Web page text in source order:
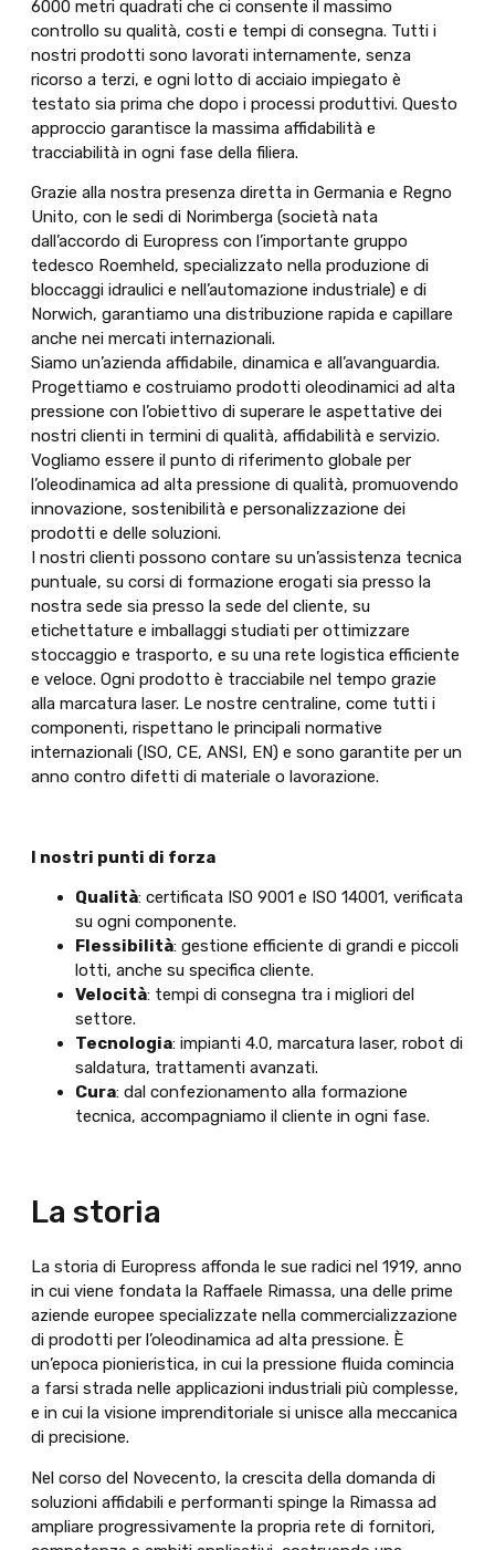
6000 metri quadrati che ci consente il massimo
controllo su qualità, costi e tempi di consegna. Tutti i
nostri prodotti sono lavorati internamente, senza
ricorso a terzi, e ogni lotto di acciaio impiegato è
testato sia prima che dopo i processi produttivi. Questo
approccio garantisce la massima affidabilità e
tracciabilità in ogni fase della filiera.
Grazie alla nostra presenza diretta in Germania e Regno
Unito, con le sedi di Norimberga (società nata
dall’accordo di Europress con l’importante gruppo
tedesco Roemheld, specializzato nella produzione di
bloccaggi idraulici e nell’automazione industriale) e di
Norwich, garantiamo una distribuzione rapida e capillare
anche nei mercati internazionali.
Siamo un’azienda affidabile, dinamica e all’avanguardia.
Progettiamo e costruiamo prodotti oleodinamici ad alta
pressione con l’obiettivo di superare le aspettative dei
nostri clienti in termini di qualità, affidabilità e servizio.
Vogliamo essere il punto di riferimento globale per
l’oleodinamica ad alta pressione di qualità, promuovendo
innovazione, sostenibilità e personalizzazione dei
prodotti e delle soluzioni.
I nostri clienti possono contare su un’assistenza tecnica
puntuale, su corsi di formazione erogati sia presso la
nostra sede sia presso la sede del cliente, su
etichettature e imballaggi studiati per ottimizzare
stoccaggio e trasporto, e su una rete logistica efficiente
e veloce. Ogni prodotto è tracciabile nel tempo grazie
alla marcatura laser. Le nostre centraline, come tutti i
componenti, rispettano le principali normative
internazionali (ISO, CE, ANSI, EN) e sono garantite per un
anno contro difetti di materiale o lavorazione.
I nostri punti di forza
Qualità: certificata ISO 9001 e ISO 14001, verificata
su ogni componente.
Flessibilità: gestione efficiente di grandi e piccoli
lotti, anche su specifica cliente.
Velocità: tempi di consegna tra i migliori del
settore.
Tecnologia: impianti 4.0, marcatura laser, robot di
saldatura, trattamenti avanzati.
Cura: dal confezionamento alla formazione
tecnica, accompagniamo il cliente in ogni fase.
La storia
La storia di Europress affonda le sue radici nel 1919, anno
in cui viene fondata la Raffaele Rimassa, una delle prime
aziende europee specializzate nella commercializzazione
di prodotti per l’oleodinamica ad alta pressione. È
un’epoca pionieristica, in cui la pressione fluida comincia
a farsi strada nelle applicazioni industriali più complesse,
e in cui la visione imprenditoriale si unisce alla meccanica
di precisione.
Nel corso del Novecento, la crescita della domanda di
soluzioni affidabili e performanti spinge la Rimassa ad
ampliare progressivamente la propria rete di fornitori,